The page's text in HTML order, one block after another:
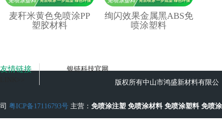
麦秆米黄色免喷涂PP
塑胶材料
绚闪效果金属黑ABS免
喷涂塑料
友情链接
银链科技官网
版权所有中山市鸿盛新材料有限公
司 粤ICP备17116793号 主营： 免喷涂注塑 免喷涂材料 免喷涂塑料 免喷涂